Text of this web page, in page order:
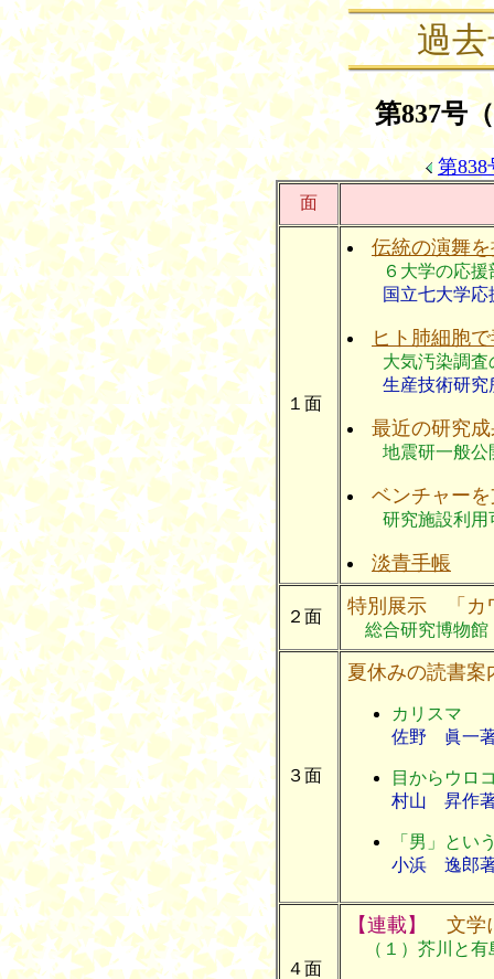
過
第837号
第838
面
１面
伝統の演舞
６大学の応援
国立七大学応
ヒト肺細胞
大気汚染調査
生産技術研究
最近の研究
地震研一般公
ベンチャー
研究施設利用
淡青手帳
２面 特別展示 「カ
総合研究博物館
３面
夏休みの読書案
カリスマ
佐野 眞一
目からウロ
村山 昇作
「男」とい
小浜 逸郎
４面
【連載】 文学
（１）芥川と有